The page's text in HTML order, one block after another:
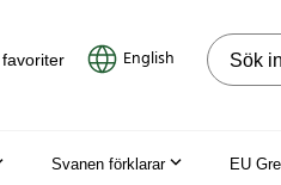
English Sök på
Svanen förklarar EU